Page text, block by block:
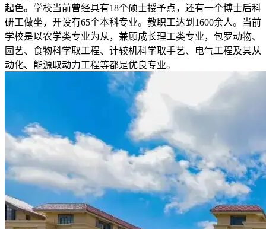
起色。学校当前曾经具有18个硕士授予点，还有一个博士后科
研工做坐，开设有65个本科专业。教职工达到1600余人。当前
学校是以农学类专业为从，兼顾成长理工类专业，包罗动物、
园艺、食物科学取工程、计较机科学取手艺、电气工程及其从
动化、能源取动力工程等都是优良专业。